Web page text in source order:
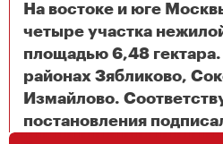
На востоке и юге
четыре участка
площадью 6,48
районах Зябликово,
Измайлово.
постановления